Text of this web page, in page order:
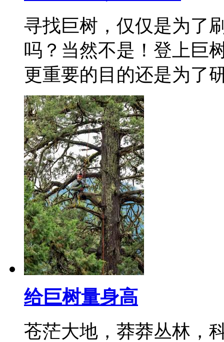
寻找巨树，仅仅是为了
吗？当然不是！登上巨
更重要的目的还是为
给巨树量身高
苍茫大地，莽莽丛林，